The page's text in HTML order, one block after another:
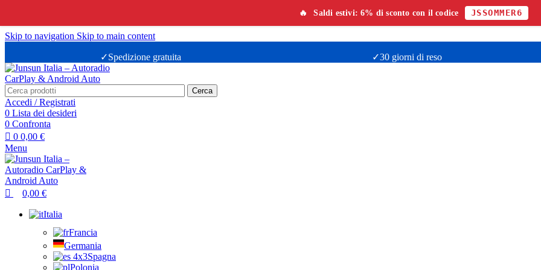
Skip to navigation Skip to main content
✓Spedizione gratuita ✓30 giorni di reso
Cerca
Accedi / Registrati
0 Lista dei desideri
0 Confronta
0 0,00 €
Menu
0,00 €
Italia
Francia
Germania
Spagna
Polonia
🔥 Saldi estivi:6% di sconto con il codice JSSOMMER6